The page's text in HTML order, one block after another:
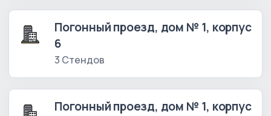
Погонный проезд, дом № 1, корпус
6
3 Стендов
Погонный проезд, дом № 1, корпус